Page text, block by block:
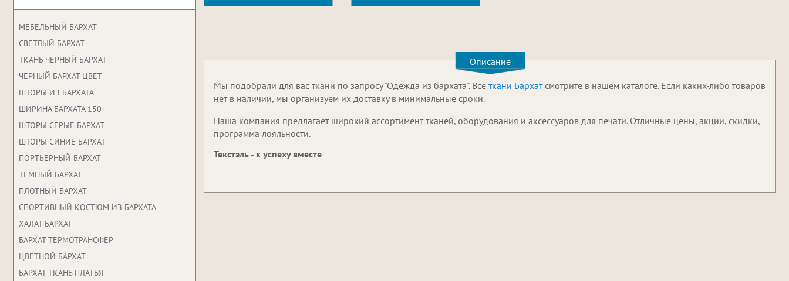
МЕБЕЛЬНЫЙ БАРХАТ
СВЕТЛЫЙ БАРХАТ
ТКАНЬ ЧЕРНЫЙ БАРХАТ
ЧЕРНЫЙ БАРХАТ ЦВЕТ
ШТОРЫ ИЗ БАРХАТА
ШИРИНА БАРХАТА 150
ШТОРЫ СЕРЫЕ БАРХАТ
ШТОРЫ СИНИЕ БАРХАТ
ПОРТЬЕРНЫЙ БАРХАТ
ТЕМНЫЙ БАРХАТ
ПЛОТНЫЙ БАРХАТ
СПОРТИВНЫЙ КОСТЮМ ИЗ БАРХАТА
ХАЛАТ БАРХАТ
БАРХАТ ТЕРМОТРАНСФЕР
ЦВЕТНОЙ БАРХАТ
БАРХАТ ТКАНЬ ПЛАТЬЯ
Описание
Мы подобрали для вас ткани по запросу "Одежда из бархата". Все ткани Бархатсмотрите в нашем каталоге. Если каких-либо товаров
нет в наличии, мы организуем их доставку в минимальные сроки.
Наша компания предлагает широкий ассортимент тканей, оборудования и аксессуаров для печати. Отличные цены, акции, скидки,
программа лояльности.
Текстэль - к успеху вместе